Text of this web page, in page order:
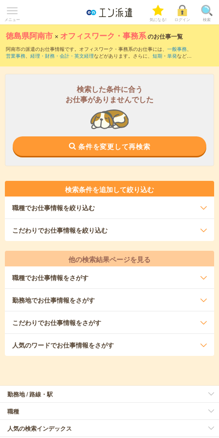
メニュー 気になる! ログイン 検索
徳島県阿南市 × オフィスワーク・事務系のお仕事一覧
阿南市の派遣のお仕事情報です。オフィスワーク・事務系のお仕事には、 一般事務、
営業事務、 経理・財務・会計・英文経理などがあります。さらに、 短期 ・ 単発などの
検索した条件に合う
お仕事がありませんでした
条件を変更して再検索
検索条件を追加して絞り込む
職種でお仕事情報を絞り込む
こだわりでお仕事情報を絞り込む
他の検索結果ページを見る
職種でお仕事情報をさがす
勤務地でお仕事情報をさがす
こだわりでお仕事情報をさがす
人気のワードでお仕事情報をさがす
勤務地 / 路線・駅
職種
人気の検索インデックス